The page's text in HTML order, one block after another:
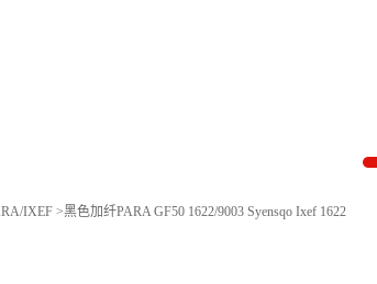
IXEF >黑色加纤PARA GF50 1622/9003 Syensqo Ixef 1622